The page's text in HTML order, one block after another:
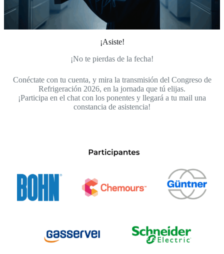
¡Asiste!
¡No te pierdas de la fecha!
Conéctate con tu cuenta, y mira la transmisión del Congreso de
Refrigeración 2026, en la jornada que tú elijas.
¡Participa en el chat con los ponentes y llegará a tu mail una
constancia de asistencia!